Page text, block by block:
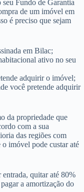
Fundo de Garantia
de um imóvel em
é preciso que sejam
em Bilac;
ativo no seu
adquirir o imóvel;
você pretende adquirir
da propriedade que
com a sua
das regiões com
imóvel pode custar até
quitar até 80%
a amortização do